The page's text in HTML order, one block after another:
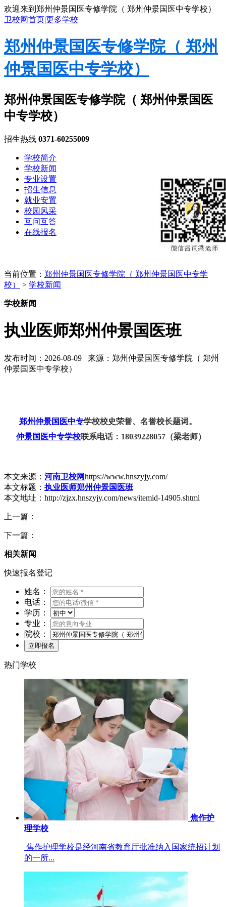
欢迎来到郑州仲景国医专修学院（ 郑州仲景国医中专学校）
卫校网首页|更多学校
郑州仲景国医专修学院（ 郑州
仲景国医中专学校）
郑州仲景国医专修学院（ 郑州仲景国医
中专学校）
招生热线 0371-60255009
学校简介
学校新闻
专业设置
招生信息
就业安置
校园风采
互问互答
在线报名
当前位置： 郑州仲景国医专修学院（ 郑州仲景国医中专学
校）
> 学校新闻
学校新闻
执业医师郑州仲景国医班
发布时间：2026-08-09 来源：郑州仲景国医专修学院（ 郑州
仲景国医中专学校）
郑州仲景国医中专学校校史荣誉、名誉校长题词。
仲景国医中专学校联系电话：18039228057（梁老师）
本文来源： 河南卫校网https://www.hnszyjy.com/
本文标题： 执业医师郑州仲景国医班
本文地址：http://zjzx.hnszyjy.com/news/itemid-14905.shtml
上一篇：
下一篇：
相关新闻
快速报名登记
姓名：
电话：
学历：
专业：
院校：
热门学校
焦作护
理学校
焦作护理学校是经河南省教育厅批准纳入国家统招计划
的一所...